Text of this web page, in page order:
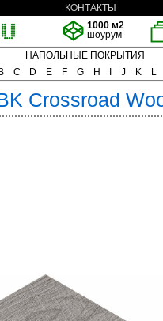
КОНТАКТЫ
1000 м2
шоурум
НАПОЛЬНЫЕ ПОКРЫТИЯ
B C D E F G H J K L
Crossroad